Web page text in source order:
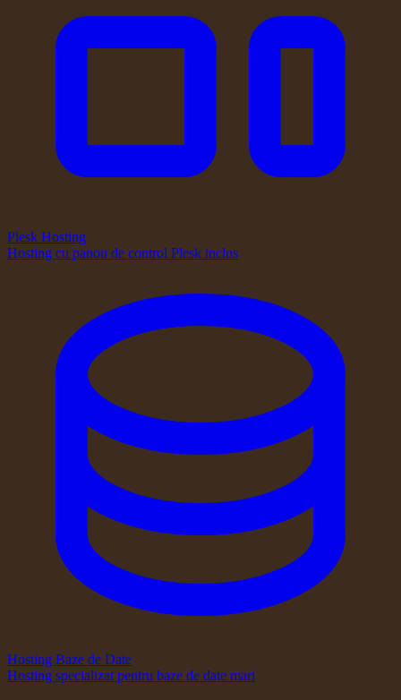
Plesk Hosting
Hosting cu panou de control Plesk inclus
Hosting Baze de Date
Hosting specializat pentru baze de date mari